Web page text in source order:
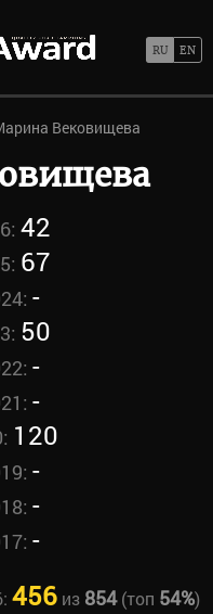
Вековищева
42
67
-
50
-
-
120
-
-
-
456из 854(топ 54%)